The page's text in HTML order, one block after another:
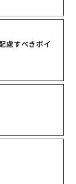
慮すべきポイ